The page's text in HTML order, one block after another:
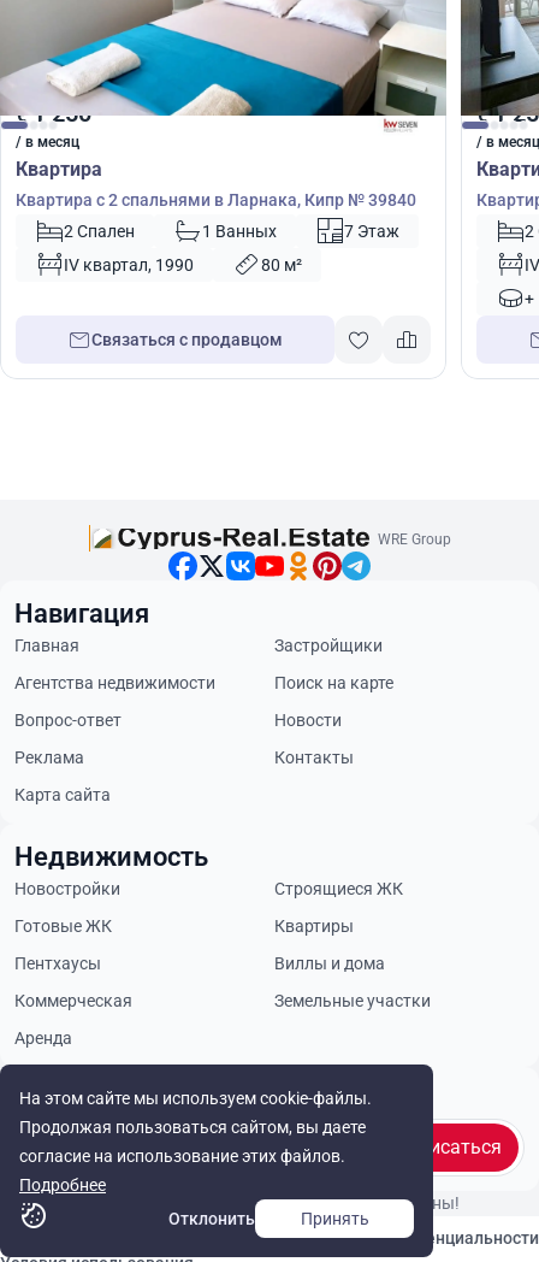
€1 250
/ в месяц
Квартира
Квартира с 2 спальнями в Ларнака, Кипр № 39840
2 Спален
1 Ванных
7 Этаж
IV квартал, 1990
80 м²
Связаться с продавцом
€1
/ в
№
2
На этом сайте мы используем cookie-файлы.
Продолжая пользоваться сайтом, вы даете
согласие на использование этих файлов.
Подробнее
Отклонить
Принять
WRE Group
Будьте в курсе
Подписаться
Навигация
Главная
Застройщики
Агентства недвижимости
Поиск на карте
Вопрос-ответ
Новости
Реклама
Контакты
Карта сайта
Недвижимость
Новостройки
Строящиеся ЖК
Готовые ЖК
Квартиры
Пентхаусы
Виллы и дома
Коммерческая
Земельные участки
Аренда
© Cyprus Realestate 2026. Все права защищены!
Политика конфиденциальности